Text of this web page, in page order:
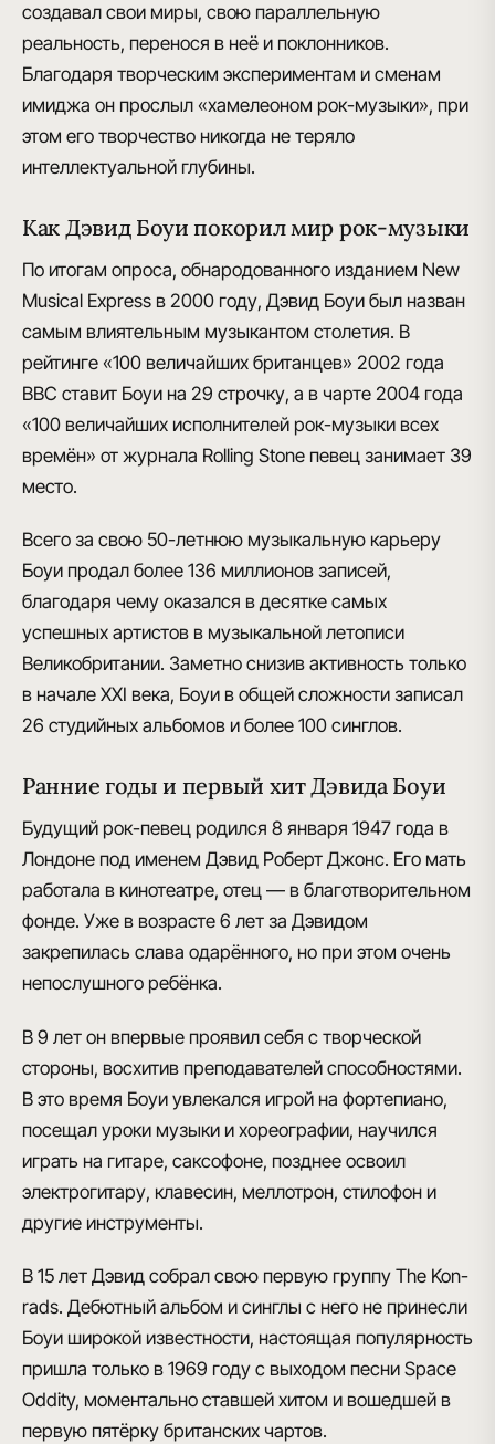
создавал свои миры, свою параллельную
реальность, перенося в неё и поклонников.
Благодаря творческим экспериментам и сменам
имиджа он прослыл «хамелеоном рок-музыки», при
этом его творчество никогда не теряло
интеллектуальной глубины.
Как Дэвид Боуи покорил мир рок-музыки
По итогам опроса, обнародованного изданием New
Musical Express в 2000 году, Дэвид Боуи был назван
самым влиятельным музыкантом столетия. В
рейтинге «100 величайших британцев» 2002 года
BBC ставит Боуи на 29 строчку, а в чарте 2004 года
«100 величайших исполнителей рок-музыки всех
времён» от журнала Rolling Stone певец занимает 39
место.
Всего за свою 50-летнюю музыкальную карьеру
Боуи продал более 136 миллионов записей,
благодаря чему оказался в десятке самых
успешных артистов в музыкальной летописи
Великобритании. Заметно снизив активность только
в начале XXI века, Боуи в общей сложности записал
26 студийных альбомов и более 100 синглов.
Ранние годы и первый хит Дэвида Боуи
Будущий рок-певец родился 8 января 1947 года в
Лондоне под именем Дэвид Роберт Джонс. Его мать
работала в кинотеатре, отец — в благотворительном
фонде. Уже в возрасте 6 лет за Дэвидом
закрепилась слава одарённого, но при этом очень
непослушного ребёнка.
В 9 лет он впервые проявил себя с творческой
стороны, восхитив преподавателей способностями.
В это время Боуи увлекался игрой на фортепиано,
посещал уроки музыки и хореографии, научился
играть на гитаре, саксофоне, позднее освоил
электрогитару, клавесин, меллотрон, стилофон и
другие инструменты.
В 15 лет Дэвид собрал свою первую группу The Kon-
rads. Дебютный альбом и синглы с него не принесли
Боуи широкой известности, настоящая популярность
пришла только в 1969 году с выходом песни Space
Oddity, моментально ставшей хитом и вошедшей в
первую пятёрку британских чартов.